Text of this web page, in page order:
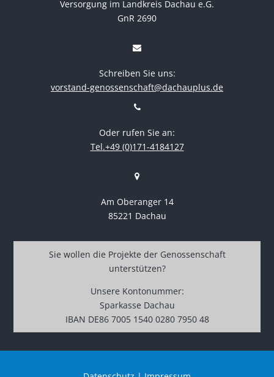
Versorgung im Landkreis Dachau e.G.
GnR 2690
Schreiben Sie uns:
vorstand-genossenschaft@dachauplus.de
Oder rufen Sie an:
Tel.+49 (0)171-4184127
Am Oberanger 14
85221 Dachau
Sie wollen die Projekte der Genossenschaft
unterstützen?
Unsere Kontonummer:
Sparkasse Dachau
IBAN DE86 7005 1540 0280 7950 48